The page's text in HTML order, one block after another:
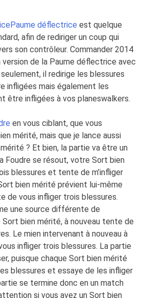
Paume déflectrice est quelque
afin de rediriger un coup qui
son contrôleur. Commander 2014
version de la Paume déflectrice avec
seulement, il redirige les blessures
infligées mais également les
être infligées à vos planeswalkers.
en vous ciblant, que vous
mérité, mais que je lance aussi
? Et bien, la partie va être un
Foudre se résout, votre Sort bien
blessures et tente de m’infliger
bien mérité prévient lui-même
de vous infliger trois blessures.
une source différente de
bien mérité, à nouveau tente de
Le mien intervenant à nouveau à
infliger trois blessures. La partie
puisque chaque Sort bien mérité
blessures et essaye de les infliger
se termine donc en un match
si vous avez un Sort bien